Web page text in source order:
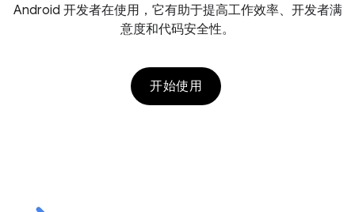
Android 开发者在使用，它有助于提高工作效率、开发者满
意度和代码安全性。
开始使用